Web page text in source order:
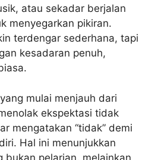
atau sekadar berjalan
menyegarkan pikiran.
terdengar sederhana, tapi
kesadaran penuh,
mulai menjauh dari
ekspektasi tidak
mengatakan “tidak” demi
Hal ini menunjukkan
bukan pelarian, melainkan